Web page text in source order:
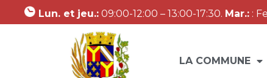
Lun. et jeu.: 09:00-12:00 – 13:00-17:30. Mar.: :
LA COMMUNE